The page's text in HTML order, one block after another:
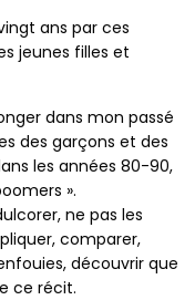
ans par ces
jeunes filles et
dans mon passé
des garçons et des
les années 80-90,
».
ne pas les
comparer,
découvrir que
ce récit.